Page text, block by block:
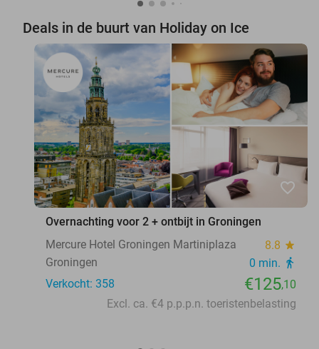
Deals in de buurt van Holiday on Ice
favorite_border
Overnachting voor 2 + ontbijt in Groningen
Mercure Hotel Groningen Martiniplaza
8.8 star
Groningen 0 min. directions_walk
Verkocht: 358 €125,10
Excl. ca. €4 p.p.p.n. toeristenbelasting